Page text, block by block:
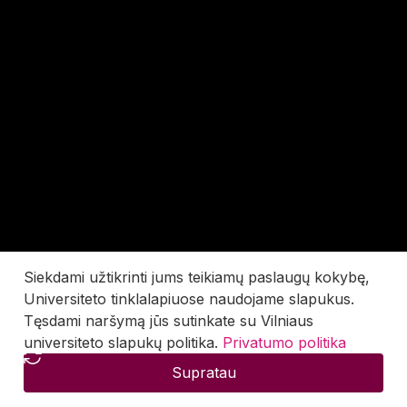
Siekdami užtikrinti jums teikiamų paslaugų kokybę,
Universiteto tinklalapiuose naudojame slapukus.
Tęsdami naršymą jūs sutinkate su Vilniaus
universiteto slapukų politika. Privatumo politika
Supratau